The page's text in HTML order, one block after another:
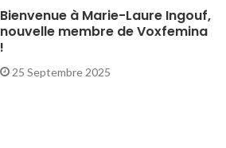
Bienvenue à Marie-Laure Ingouf,
nouvelle membre de Voxfemina
!
25 Septembre 2025